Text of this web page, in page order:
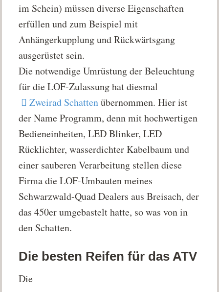
im Schein) müssen diverse Eigenschaften
erfüllen und zum Beispiel mit
Anhängerkupplung und Rückwärtsgang
ausgerüstet sein.
Die notwendige Umrüstung der Beleuchtung
für die LOF-Zulassung hat diesmal
Zweirad Schattenübernommen. Hier ist
der Name Programm, denn mit hochwertigen
Bedieneinheiten, LED Blinker, LED
Rücklichter, wasserdichter Kabelbaum und
einer sauberen Verarbeitung stellen diese
Firma die LOF-Umbauten meines
Schwarzwald-Quad Dealers aus Breisach, der
das 450er umgebastelt hatte, so was von in
den Schatten.
Die besten Reifen für das ATV
Die